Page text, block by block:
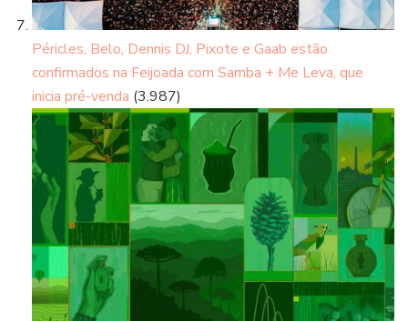
Péricles, Belo, Dennis DJ, Pixote e Gaab estão
confirmados na Feijoada com Samba + Me Leva, que
inicia pré-venda (3.987)